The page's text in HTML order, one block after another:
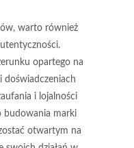
warto również
opartego na
doświadczeniach
i lojalności
budowania marki
otwartym na